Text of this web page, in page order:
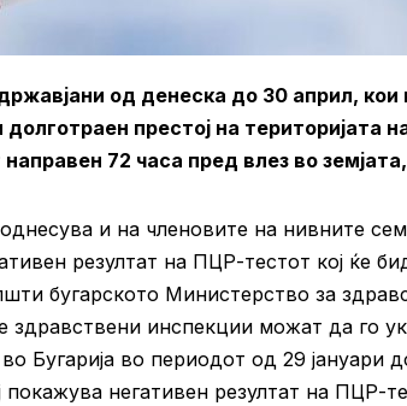
од денеска до 30 април, кои
долготраен престој на територијата
72 часа пред влез во
и на членовите на нивните
резултат на ПЦР-тестот кој ќе
бугарското Министерство за
здравствени инспекции можат да го
Бугарија во периодот од 29 јануари
покажува негативен резултат на ПЦР-